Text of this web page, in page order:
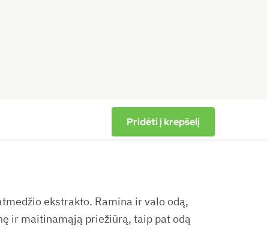
Pridėti į krepšelį
ekstrakto. Ramina ir valo odą,
ir maitinamąją priežiūrą, taip pat odą